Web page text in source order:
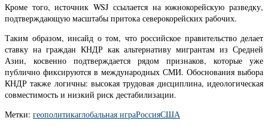
Кроме того, источник WSJ ссылается на южнокорейскую разведку,
подтверждающую масштабы притока северокорейских рабочих.
Таким образом, инсайд о том, что российское правительство делает
ставку на граждан КНДР как альтернативу мигрантам из Средней
Азии, косвенно подтверждается рядом признаков, которые уже
публично фиксируются в международных СМИ. Обоснования выбора
КНДР также логичны: высокая трудовая дисциплина, идеологическая
совместимость и низкий риск дестабилизации.
Метки: геополитикаглобальная играРоссияСША